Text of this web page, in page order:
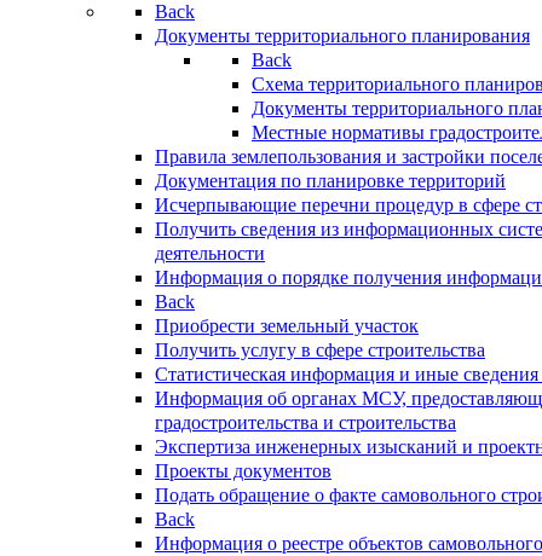
Back
Документы территориального планирования
Back
Схема территориального
Документы территориального
Местные нормативы
Правила землепользования и застройки
Документация по планировке территорий
Исчерпывающие перечни процедур в сфере
Получить сведения из информационных
деятельности
Информация о порядке получения
Back
Приобрести земельный участок
Получить услугу в сфере строительства
Статистическая информация и иные сведения
Информация об органах МСУ,
градостроительства и строительства
Экспертиза инженерных изысканий и
Проекты документов
Подать обращение о факте самовольного
Back
Информация о реестре объектов